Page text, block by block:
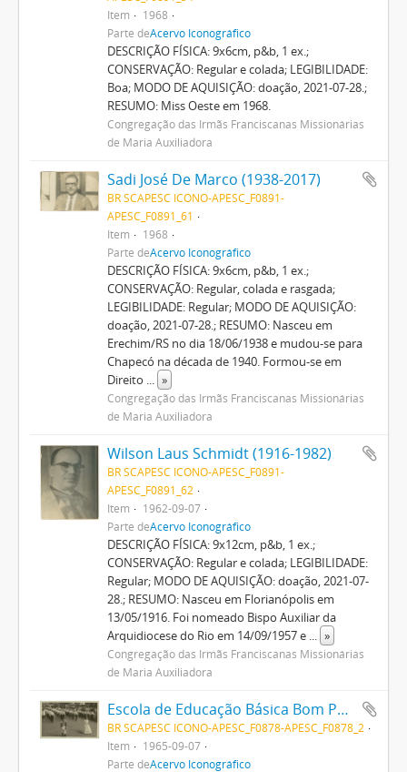
Item
1968
Parte deAcervo Iconográfico
DESCRIÇÃO FÍSICA: 9x6cm, p&b, 1 ex.;
CONSERVAÇÃO: Regular e colada; LEGIBILIDADE:
Boa; MODO DE AQUISIÇÃO: doação, 2021-07-28.;
RESUMO: Miss Oeste em 1968.
Congregação das Irmãs Franciscanas Missionárias
de Maria Auxiliadora
Sadi José De Marco (1938-2017)
BR SCAPESC ICONO-APESC_F0891-
APESC_F0891_61
Item
1968
Parte deAcervo Iconográfico
DESCRIÇÃO FÍSICA: 9x6cm, p&b, 1 ex.;
CONSERVAÇÃO: Regular, colada e rasgada;
LEGIBILIDADE: Regular; MODO DE AQUISIÇÃO:
doação, 2021-07-28.; RESUMO: Nasceu em
Erechim/RS no dia 18/06/1938 e mudou-se para
Chapecó na década de 1940. Formou-se em
Direito ... »
Congregação das Irmãs Franciscanas Missionárias
de Maria Auxiliadora
Wilson Laus Schmidt (1916-1982)
BR SCAPESC ICONO-APESC_F0891-
APESC_F0891_62
Item
1962-09-07
Parte deAcervo Iconográfico
DESCRIÇÃO FÍSICA: 9x12cm, p&b, 1 ex.;
CONSERVAÇÃO: Regular e colada; LEGIBILIDADE:
Regular; MODO DE AQUISIÇÃO: doação, 2021-07-
28.; RESUMO: Nasceu em Florianópolis em
13/05/1916. Foi nomeado Bispo Auxiliar da
Arquidiocese do Rio em 14/09/1957 e ... »
Congregação das Irmãs Franciscanas Missionárias
de Maria Auxiliadora
Escola de Educação Básica Bom Pastor
BR SCAPESC ICONO-APESC_F0878-APESC_F0878_2
Item
1965-09-07
Parte deAcervo Iconográfico